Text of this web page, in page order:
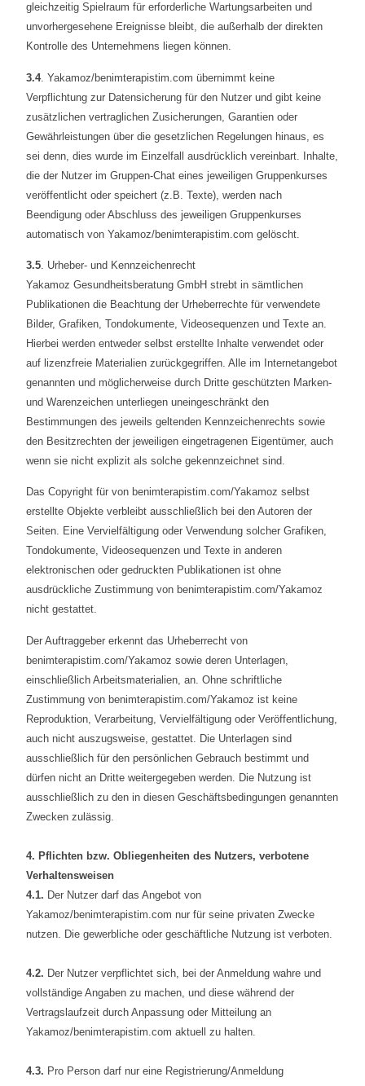
gleichzeitig Spielraum für erforderliche Wartungsarbeiten und
unvorhergesehene Ereignisse bleibt, die außerhalb der direkten
Kontrolle des Unternehmens liegen können.
3.4. Yakamoz/benimterapistim.com übernimmt keine
Verpflichtung zur Datensicherung für den Nutzer und gibt keine
zusätzlichen vertraglichen Zusicherungen, Garantien oder
Gewährleistungen über die gesetzlichen Regelungen hinaus, es
sei denn, dies wurde im Einzelfall ausdrücklich vereinbart. Inhalte,
die der Nutzer im Gruppen-Chat eines jeweiligen Gruppenkurses
veröffentlicht oder speichert (z.B. Texte), werden nach
Beendigung oder Abschluss des jeweiligen Gruppenkurses
automatisch von Yakamoz/benimterapistim.com gelöscht.
3.5 . Urheber- und Kennzeichenrecht
Yakamoz Gesundheitsberatung GmbH strebt in sämtlichen
Publikationen die Beachtung der Urheberrechte für verwendete
Bilder, Grafiken, Tondokumente, Videosequenzen und Texte an.
Hierbei werden entweder selbst erstellte Inhalte verwendet oder
auf lizenzfreie Materialien zurückgegriffen. Alle im Internetangebot
genannten und möglicherweise durch Dritte geschützten Marken-
und Warenzeichen unterliegen uneingeschränkt den
Bestimmungen des jeweils geltenden Kennzeichenrechts sowie
den Besitzrechten der jeweiligen eingetragenen Eigentümer, auch
wenn sie nicht explizit als solche gekennzeichnet sind.
Das Copyright für von benimterapistim.com/Yakamoz selbst
erstellte Objekte verbleibt ausschließlich bei den Autoren der
Seiten. Eine Vervielfältigung oder Verwendung solcher Grafiken,
Tondokumente, Videosequenzen und Texte in anderen
elektronischen oder gedruckten Publikationen ist ohne
ausdrückliche Zustimmung von benimterapistim.com/Yakamoz
nicht gestattet.
Der Auftraggeber erkennt das Urheberrecht von
benimterapistim.com/Yakamoz sowie deren Unterlagen,
einschließlich Arbeitsmaterialien, an. Ohne schriftliche
Zustimmung von benimterapistim.com/Yakamoz ist keine
Reproduktion, Verarbeitung, Vervielfältigung oder Veröffentlichung,
auch nicht auszugsweise, gestattet. Die Unterlagen sind
ausschließlich für den persönlichen Gebrauch bestimmt und
dürfen nicht an Dritte weitergegeben werden. Die Nutzung ist
ausschließlich zu den in diesen Geschäftsbedingungen genannten
Zwecken zulässig.
4. Pflichten bzw. Obliegenheiten des Nutzers, verbotene
Verhaltensweisen
4.1. Der Nutzer darf das Angebot von
Yakamoz/benimterapistim.com nur für seine privaten Zwecke
nutzen. Die gewerbliche oder geschäftliche Nutzung ist verboten.
4.2. Der Nutzer verpflichtet sich, bei der Anmeldung wahre und
vollständige Angaben zu machen, und diese während der
Vertragslaufzeit durch Anpassung oder Mitteilung an
Yakamoz/benimterapistim.com aktuell zu halten.
4.3. Pro Person darf nur eine Registrierung/Anmeldung